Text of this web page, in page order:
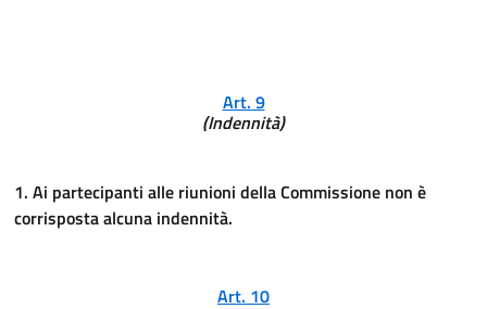
Art. 9
(Indennità)
1. Ai partecipanti alle riunioni della Commissione non è
corrisposta alcuna indennità.
Art. 10